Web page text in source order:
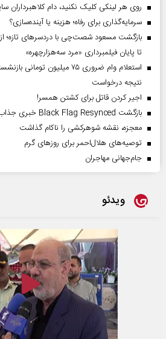
روی هر لینکی کلیک نکنید، دام
سرمایه‌گذاری برای رفاه؛ هزینه یا آینده‌سازی؟
بازگشت مسعود شصت‌چی با دردسر‌های تازه؛
تا پایان فیلمبرداری «مرد سه‌هزارچهره»
استعلام وام ضروری ۷۵ میلیون
نتیجه درخواست
اجیر کردن قاتل برای کشتن همسر!
بازگشت Black Flag Resynced خبری جذاب برای دوستداران بازی
معجزه، نقشه شوهرکشی را ناکام گذاشت
توصیه‌های هلال‌احمر برای روز‌های گرم
جام‌جهانی مهاجران
ویدئو